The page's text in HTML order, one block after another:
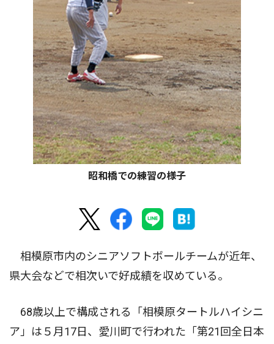
昭和橋での練習の様子
相模原市内のシニアソフトボールチームが近年、
県大会などで相次いで好成績を収めている。
68歳以上で構成される「相模原タートルハイシニ
ア」は５月17日、愛川町で行われた「第21回全日本